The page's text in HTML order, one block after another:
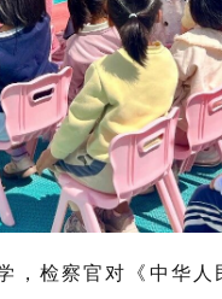
，检察官对《中华